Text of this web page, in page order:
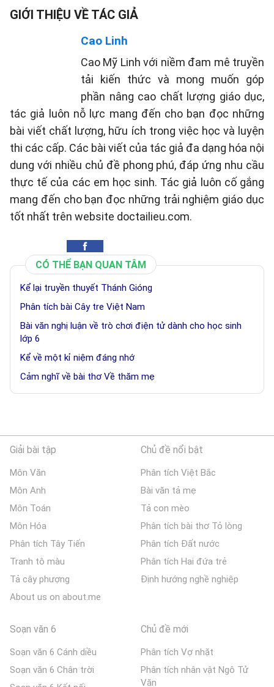
GIỚI THIỆU VỀ TÁC GIẢ
Cao Linh
Cao Mỹ Linh với niềm đam mê truyền
tải kiến thức và mong muốn góp
phần nâng cao chất lượng giáo dục,
tác giả luôn nỗ lực mang đến cho bạn đọc những
bài viết chất lượng, hữu ích trong việc học và luyện
thi các cấp. Các bài viết của tác giả đa dạng hóa nội
dung với nhiều chủ đề phong phú, đáp ứng nhu cầu
thực tế của các em học sinh. Tác giả luôn cố gắng
mang đến cho bạn đọc những trải nghiệm giáo dục
tốt nhất trên website doctailieu.com.
CÓ THỂ BẠN QUAN TÂM
Kể lại truyền thuyết Thánh Gióng
Phân tích bài Cây tre Việt Nam
Bài văn nghị luận về trò chơi điện tử dành cho học sinh
lớp 6
Kể về một kỉ niệm đáng nhớ
Cảm nghĩ về bài thơ Về thăm mẹ
Giải bài tập
Môn Văn
Môn Anh
Môn Toán
Môn Hóa
Phân tích Tây Tiến
Tranh tô màu
Tả cây phượng
About us on about.me
Chủ đề nổi bật
Phân tích Việt Bắc
Bài văn tả mẹ
Tả con mèo
Phân tích bài thơ Tỏ lòng
Phân tích Đất nước
Phân tích Hai đứa trẻ
Định hướng nghề nghiệp
Soạn văn 6
Soạn văn 6 Cánh diều
Soạn văn 6 Chân trời
Chủ đề mới
Phân tích Vợ nhặt
Phân tích nhân vật Ngô Tử
Văn